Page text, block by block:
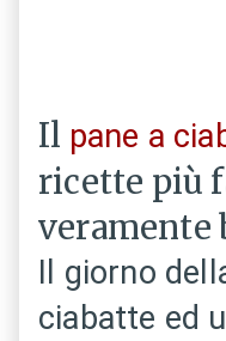
Il pane a
ricette più
veramente
Il giorno
ciabatte ed